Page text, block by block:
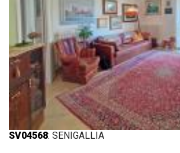
SV04568: SENIGALLIA